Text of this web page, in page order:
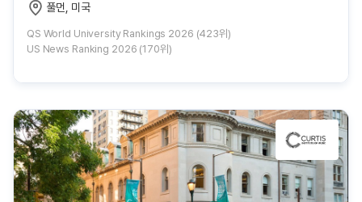
풀먼, 미국
QS World University Rankings 2026 (423위)
US News Ranking 2026 (170위)